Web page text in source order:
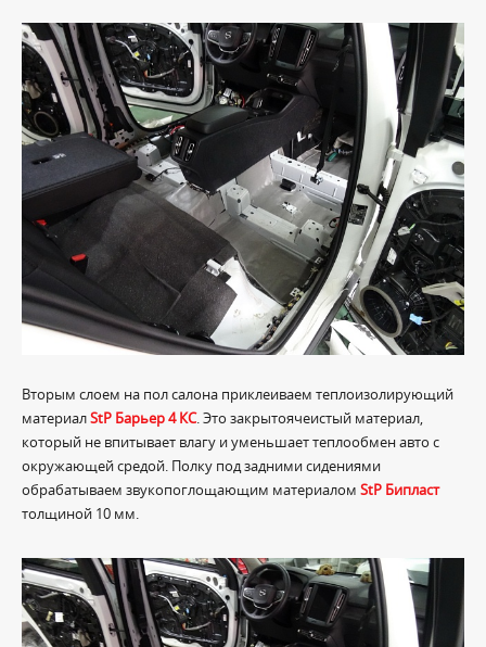
Вторым слоем на пол салона приклеиваем теплоизолирующий
материалStP Барьер 4 КС. Это закрытоячеистый материал,
который не впитывает влагу и уменьшает теплообмен авто с
окружающей средой. Полку под задними сидениями
обрабатываем звукопоглощающим материалом StP Бипласт
толщиной 10 мм.